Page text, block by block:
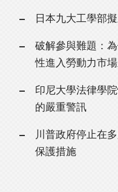
日本九大工學部
破解參與難題：
性進入勞動力市
印尼大學法律學
的嚴重警訊
川普政府停止在
保護措施